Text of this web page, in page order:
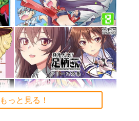
晩
人狼機ウィンヴルガ ー叛逆篇ー 5
に 時々ボソッとロシア語でデレる勇者
のアーリャさん
「魔法少女リリカルなのは EX
CEEDS Gun Blaze Vengeanc
e」オープニングテーマ CRIM
SON BULLET/水樹奈々
もっと見る！